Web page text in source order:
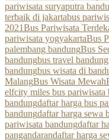
pariwisata suryaputra
terbaik di jakartabus
2021Bus Pariwisata
pariwisata yogyakartaBus
palembang bandungBus
bandungbus travel
bandungbus wisata di
MalangBus Wisata Mewah
elfcity miles bus pariwisata
bandungdaftar harga bus
bandungdaftar harga sewa
pariwisata bandungdaftar
pangandarandaftar harga